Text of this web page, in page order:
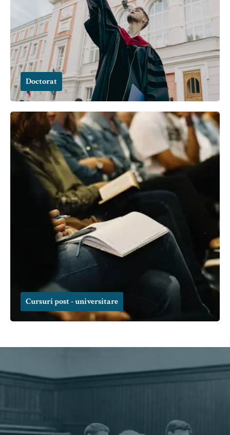
Doctorat
Cursuri post - universitare